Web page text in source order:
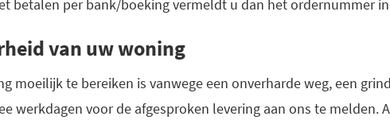
betalen per bank/boeking vermeldt u dan het ordernummer
van uw woning
moeilijk te bereiken is vanwege een onverharde weg, een
werkdagen voor de afgesproken levering aan ons te melden.